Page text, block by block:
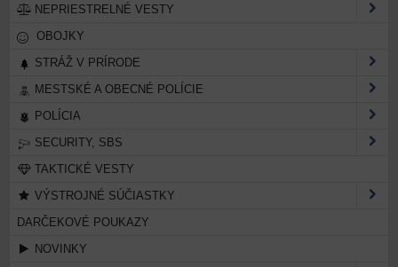
NEPRIESTRELNÉ VESTY
OBOJKY
STRÁŽ V PRÍRODE
MESTSKÉ A OBECNÉ POLÍCIE
POLÍCIA
SECURITY, SBS
TAKTICKÉ VESTY
VÝSTROJNÉ SÚČIASTKY
DARČEKOVÉ POUKAZY
NOVINKY